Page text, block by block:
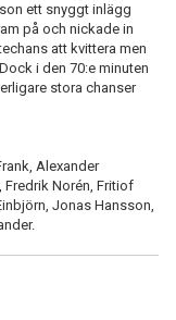
ett snyggt inlägg
på och nickade in
att kvittera men
i den 70:e minuten
stora chanser
Alexander
Norén, Fritiof
Jonas Hansson,